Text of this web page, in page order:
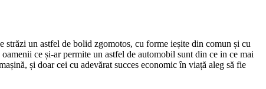
un astfel de bolid zgomotos, cu forme ieșite din comun și cu
ce și-ar permite un astfel de automobil sunt din ce in ce mai
și doar cei cu adevărat succes economic în viață aleg să fie